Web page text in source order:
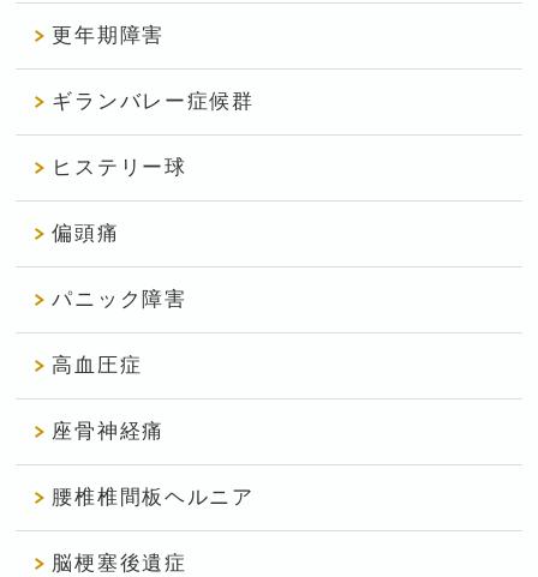
更年期障害
ギランバレー症候群
ヒステリー球
偏頭痛
パニック障害
高血圧症
座骨神経痛
腰椎椎間板ヘルニア
脳梗塞後遺症